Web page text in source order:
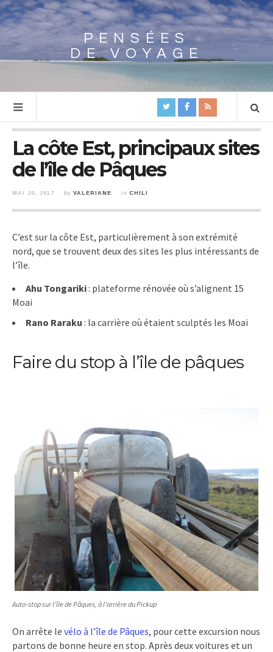
Array
PENSÉES
DE VOYAGE
La côte Est, principaux sites
de l’île de Pâques
MAI 20, 2017 by VALERIANE in CHILI
C’est sur la côte Est, particulièrement à son extrémité
nord, que se trouvent deux des sites les plus intéressants de
l’île.
Ahu Tongariki: plateforme rénovée où s’alignent 15
Moai
Rano Raraku : la carrière où étaient sculptés les Moai
Faire du stop à l’île de pâques
Auto-stop sur l’île de Pâques, à l’arrière du Pickup
On arrête le vélo à l’île de Pâques, pour cette excursion nous
partons de bonne heure en stop. Après deux voitures et un